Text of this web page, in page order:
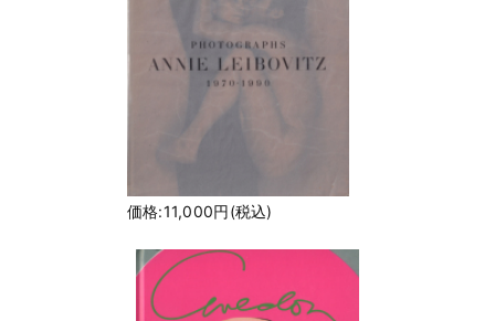
価格:11,000円(税込)